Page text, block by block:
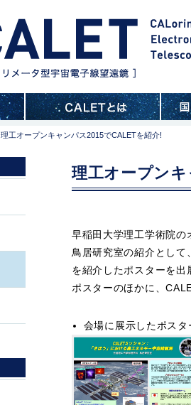
理工オープンキャンパス2015でCALETを紹介!
理工オープン
早稲田大学理工学術院
鳥居研究室の紹介とし
を紹介したポスターを
ポスターのほかに、
会場に展示したポス